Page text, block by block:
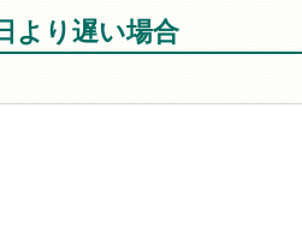
より遅い場合